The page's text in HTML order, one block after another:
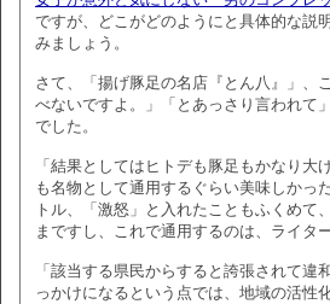
ですが、どこがどのようにと具体的な説
みましょう。
さて、「揚げ豚足の名店『とん八』」、
べないですよ。」「とあっさり言われて
でした。
「結果としてはヒトデも豚足もかなり
も名物として通用するぐらい美味しかっ
トル、「激怒」と入れたこともふくめ
まですし、これで通用するのは、ライタ
「該当する県民からすると誇張されて
っかけになるという点では、地域の活性